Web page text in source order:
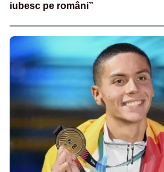
iubesc pe români”